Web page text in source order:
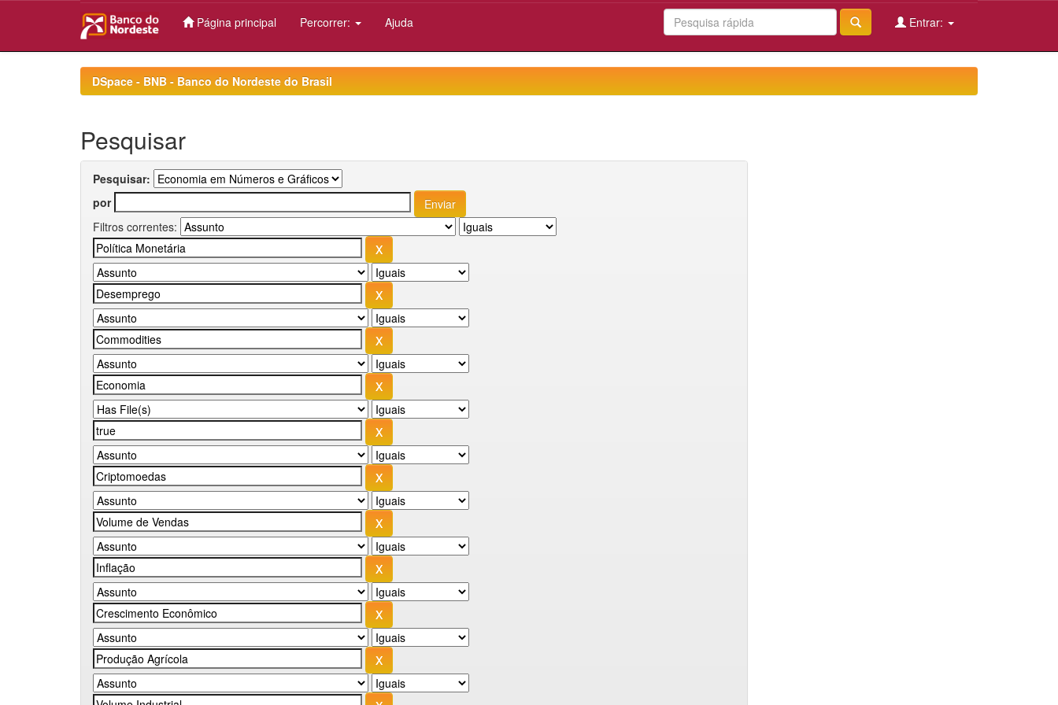
Página principal Percorrer: Ajuda Entrar:
DSpace - BNB - Banco do Nordeste do Brasil
Pesquisar
Pesquisar:
por
Filtros correntes: